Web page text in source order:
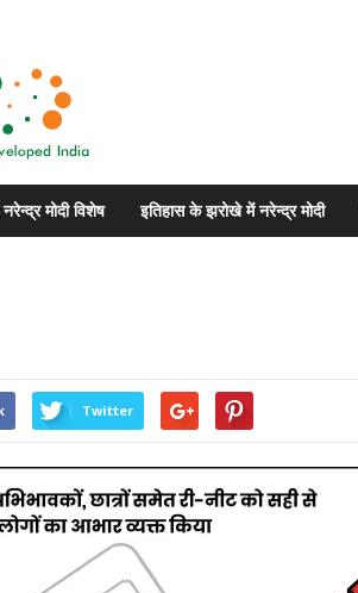
नरेन्द्र मोदी विशेष इतिहास के झरोखे में नरेन्द्र मोदी
Twitter